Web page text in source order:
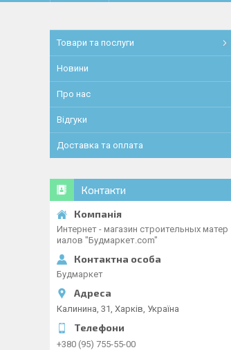
Товари та послуги
Новини
Про нас
Відгуки
Доставка та оплата
Контакти
Интернет - магазин строительных матер
иалов "Будмаркет.com"
Будмаркет
Калинина, 31, Харків, Україна
+380 (95) 755-55-00